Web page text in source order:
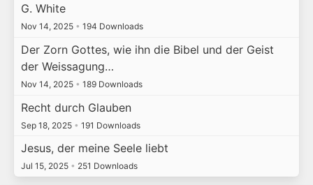
G. White
Nov 14, 2025 • 194 Downloads
Der Zorn Gottes, wie ihn die Bibel und der Geist
der Weissagung…
Nov 14, 2025 • 189 Downloads
Recht durch Glauben
Sep 18, 2025 • 191 Downloads
Jesus, der meine Seele liebt
Jul 15, 2025 • 251 Downloads